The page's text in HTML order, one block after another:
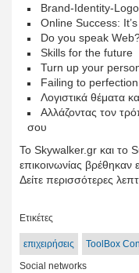
Brand-Identity-Logo
Online Success:
Do you speak
Skills for the future
Turn up your
Failing to perfection
Λογιστικά θέματα
Αλλάζοντας τον
σου
Το Skywalker.gr και το
επικοινωνίας βρέθηκαν
Δείτε περισσότερες
Ετικέτες
επιχειρήσεις ToolBox
Social networks